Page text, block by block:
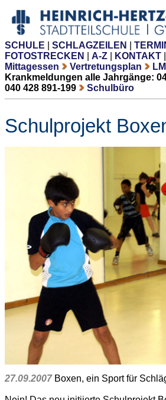
SCHULE SCHLAGZEILEN
FOTOSTRECKEN
A-Z KONTAKT
Mittagessen
Vertretungsplan
Krankmeldungen alle Jahrgänge:
040 428 891-199
Schulbüro
Schulprojekt
27.09.2007 Boxen, ein Sport für